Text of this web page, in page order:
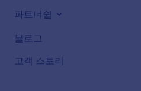
파트너쉽
블로그
고객 스토리